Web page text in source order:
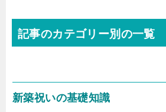
記事のカテゴリー別の一覧
新築祝いの基礎知識